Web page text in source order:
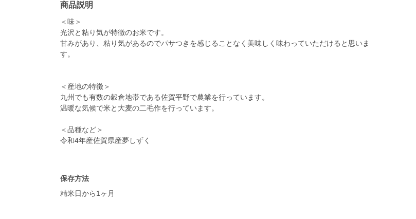
商品説明
＜味＞
光沢と粘り気が特徴のお米です。
甘みがあり、粘り気があるのでパサつきを感じることなく美味しく味わっていただけると思いま
す。
＜産地の特徴＞
九州でも有数の穀倉地帯である佐賀平野で農業を行っています。
温暖な気候で米と大麦の二毛作を行っています。
＜品種など＞
令和4年産佐賀県産夢しずく
保存方法
精米日から1ヶ月